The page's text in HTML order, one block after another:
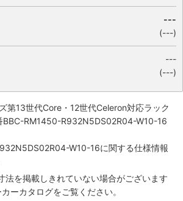
---
(---)
---
(---)
第13世代Core・12世代Celeron対応ラック
BBC-RM1450-R932N5DS02R04-W10-16
W10-16に関する仕様情報
法を掲載しきれていない場合がございます
カーカタログをご覧ください。